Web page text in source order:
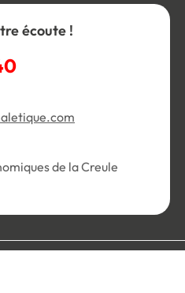
écoute !
de la Creule